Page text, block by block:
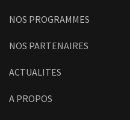
NOS PROGRAMMES
NOS PARTENAIRES
ACTUALITES
A PROPOS